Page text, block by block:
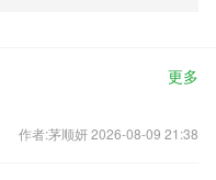
更多
作者:茅顺妍 2026-08-09 21:38